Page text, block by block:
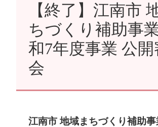
【終了】江南市
ちづくり補助事
和7年度事業 公開
会
江南市 地域まちづくり補助事